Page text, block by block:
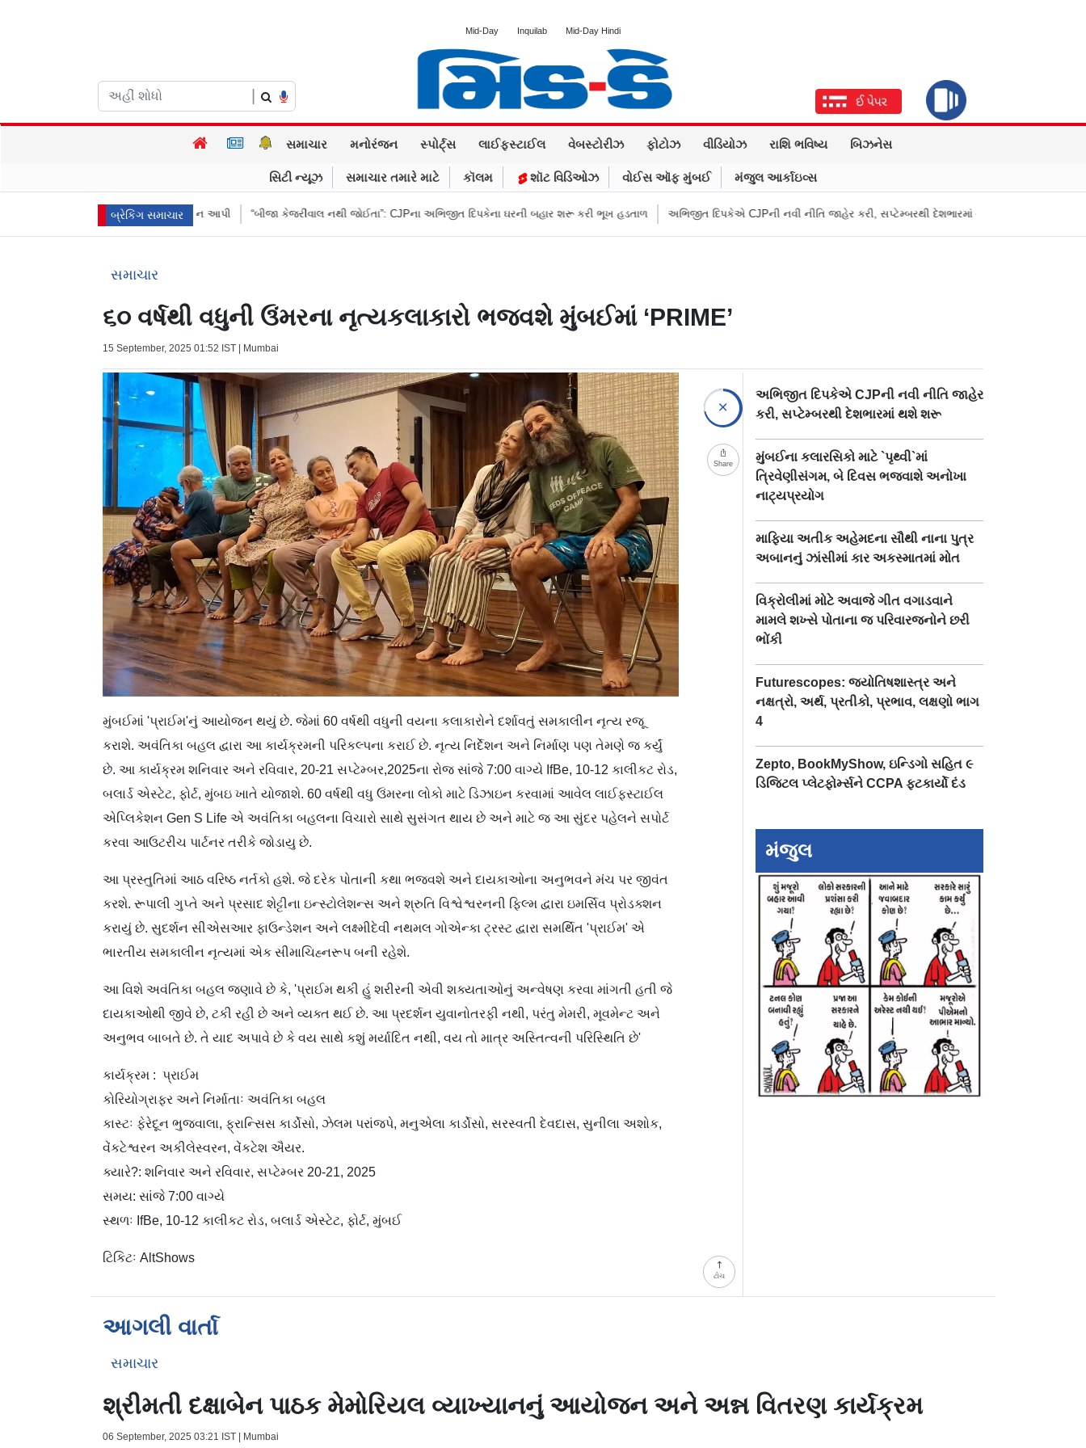
Mid-Day Inquilab Mid-Day Hindi
સમાચાર મનોરંજન સ્પોર્ટ્સ લાઈફસ્ટાઈલ વેબસ્ટોરીઝ ફોટોઝ વીડિયોઝ રાશિ ભવિષ્ય બિઝનેસ
સિટી ન્યૂઝ સમાચાર તમારે માટે કૉલમ શૉટ વિડિઓઝ વોઈસ ઑફ મુંબઈ મંજુલ આર્કાઇવ્સ
બ્રેકિંગ સમાચાર
પૈસા મોકલાવ્યા પણ હાજરી ન આપી “બીજા કેજરીવાલ નથી જોઈતા”: CJPના અભિજીત દિપકેના ઘરની બહાર શરૂ કરી ભૂખ હડતાળ અભિજીત દિપકેએ CJPની નવી નીતિ જાહેર કરી, સપ્ટેમ્બરથી દેશભારમાં થશે શરૂ તુકારામ મુંઢે On Fire:
સમાચાર
૬૦ વર્ષથી વધુની ઉંમરના નૃત્યકલાકારો ભજવશે મુંબઈમાં ‘PRIME’
15 September, 2025 01:52 IST | Mumbai
ટોચ
મુંબઈમાં 'પ્રાઈમ'નું આયોજન થયું છે. જેમાં 60 વર્ષથી વધુની વયના કલાકારોને દર્શાવતું સમકાલીન નૃત્ય રજૂ
કરાશે. અવંતિકા બહલ દ્વારા આ કાર્યક્રમની પરિકલ્પના કરાઈ છે. નૃત્ય નિર્દેશન અને નિર્માણ પણ તેમણે જ કર્યું
છે. આ કાર્યક્રમ શનિવાર અને રવિવાર, 20-21 સપ્ટેમ્બર,2025ના રોજ સાંજે 7:00 વાગ્યે IfBe, 10-12 કાલીકટ રોડ,
બલાર્ડ એસ્ટેટ, ફોર્ટ, મુંબઇ ખાતે યોજાશે. 60 વર્ષથી વધુ ઉંમરના લોકો માટે ડિઝાઇન કરવામાં આવેલ લાઈફસ્ટાઈલ
એપ્લિકેશન Gen S Life એ અવંતિકા બહલના વિચારો સાથે સુસંગત થાય છે અને માટે જ આ સુંદર પહેલને સપોર્ટ
કરવા આઉટરીચ પાર્ટનર તરીકે જોડાયુ છે.
આ પ્રસ્તુતિમાં આઠ વરિષ્ઠ નર્તકો હશે. જે દરેક પોતાની કથા ભજવશે અને દાયકાઓના અનુભવને મંચ પર જીવંત
કરશે. રૂપાલી ગુપ્તે અને પ્રસાદ શેટ્ટીના ઇન્સ્ટોલેશન્સ અને શ્રુતિ વિશ્વેશ્વરનની ફિલ્મ દ્વારા ઇમર્સિવ પ્રોડક્શન
કરાયું છે. સુદર્શન સીએસઆર ફાઉન્ડેશન અને લક્ષ્મીદેવી નથમલ ગોએન્કા ટ્રસ્ટ દ્વારા સમર્થિત 'પ્રાઈમ' એ
ભારતીય સમકાલીન નૃત્યમાં એક સીમાચિહ્નરૂપ બની રહેશે.
આ વિશે અવંતિકા બહલ જણાવે છે કે, 'પ્રાઈમ થકી હું શરીરની એવી શક્યતાઓનું અન્વેષણ કરવા માંગતી હતી જે
દાયકાઓથી જીવે છે, ટકી રહી છે અને વ્યક્ત થઈ છે. આ પ્રદર્શન યુવાનોતરફી નથી, પરંતુ મેમરી, મૂવમેન્ટ અને
અનુભવ બાબતે છે. તે યાદ અપાવે છે કે વય સાથે કશું મર્યાદિત નથી, વય તો માત્ર અસ્તિત્વની પરિસ્થિતિ છે'
કાર્યક્રમ : પ્રાઈમ
કોરિયોગ્રાફર અને નિર્માતાઃ અવંતિકા બહલ
કાસ્ટઃ ફેરેદૂન ભુજવાલા, ફ્રાન્સિસ કાર્ડોસો, ઝેલમ પરાંજપે, મનુએલા કાર્ડોસો, સરસ્વતી દેવદાસ, સુનીલા અશોક,
વેંકટેશ્વરન અકીલેસ્વરન, વેંકટેશ ઐયર.
ક્યારે?: શનિવાર અને રવિવાર, સપ્ટેમ્બર 20-21, 2025
સમય: સાંજે 7:00 વાગ્યે
સ્થળઃ IfBe, 10-12 કાલીકટ રોડ, બલાર્ડ એસ્ટેટ, ફોર્ટ, મુંબઈ
ટિકિટઃ AltShows
Share
અભિજીત દિપકેએ CJPની નવી નીતિ જાહેર
કરી, સપ્ટેમ્બરથી દેશભારમાં થશે શરૂ
મુંબઈના કલારસિકો માટે `પૃથ્વી`માં
ત્રિવેણીસંગમ, બે દિવસ ભજવાશે અનોખા
નાટ્યપ્રયોગ
માફિયા અતીક અહેમદના સૌથી નાના પુત્ર
અબાનનું ઝાંસીમાં કાર અકસ્માતમાં મોત
વિક્રોલીમાં મોટે અવાજે ગીત વગાડવાને
મામલે શખ્સે પોતાના જ પરિવારજનોને છરી
ભોંકી
Futurescopes: જ્યોતિષશાસ્ત્ર અને
નક્ષત્રો, અર્થ, પ્રતીકો, પ્રભાવ, લક્ષણો ભાગ
4
Zepto, BookMyShow, ઇન્ડિગો સહિત ૯
ડિજિટલ પ્લેટફોર્મ્સને CCPA ફટકાર્યો દંડ
મંજુલ
આગલી વાર્તા
સમાચાર
શ્રીમતી દક્ષાબેન પાઠક મેમોરિયલ વ્યાખ્યાનનું આયોજન અને અન્ન વિતરણ કાર્યક્રમ
06 September, 2025 03:21 IST | Mumbai